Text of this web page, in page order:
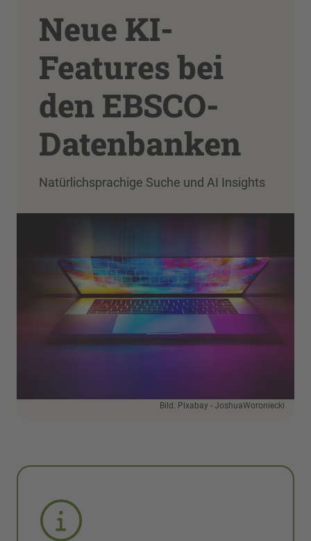
Neue KI-
Features bei
den EBSCO-
Datenbanken
Natürlichsprachige Suche und AI Insights
Bild: Pixabay - JoshuaWoroniecki